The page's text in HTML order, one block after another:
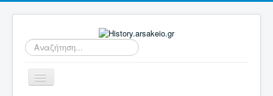
Αναζήτηση...
Εναλλαγή
πλοήγησης